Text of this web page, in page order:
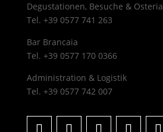
Degustationen, Besuche & Osteria
Tel. +39 0577 741 263
Bar Brancaia
Tel. +39 0577 170 0366
Administration & Logistik
Tel. +39 0577 742 007